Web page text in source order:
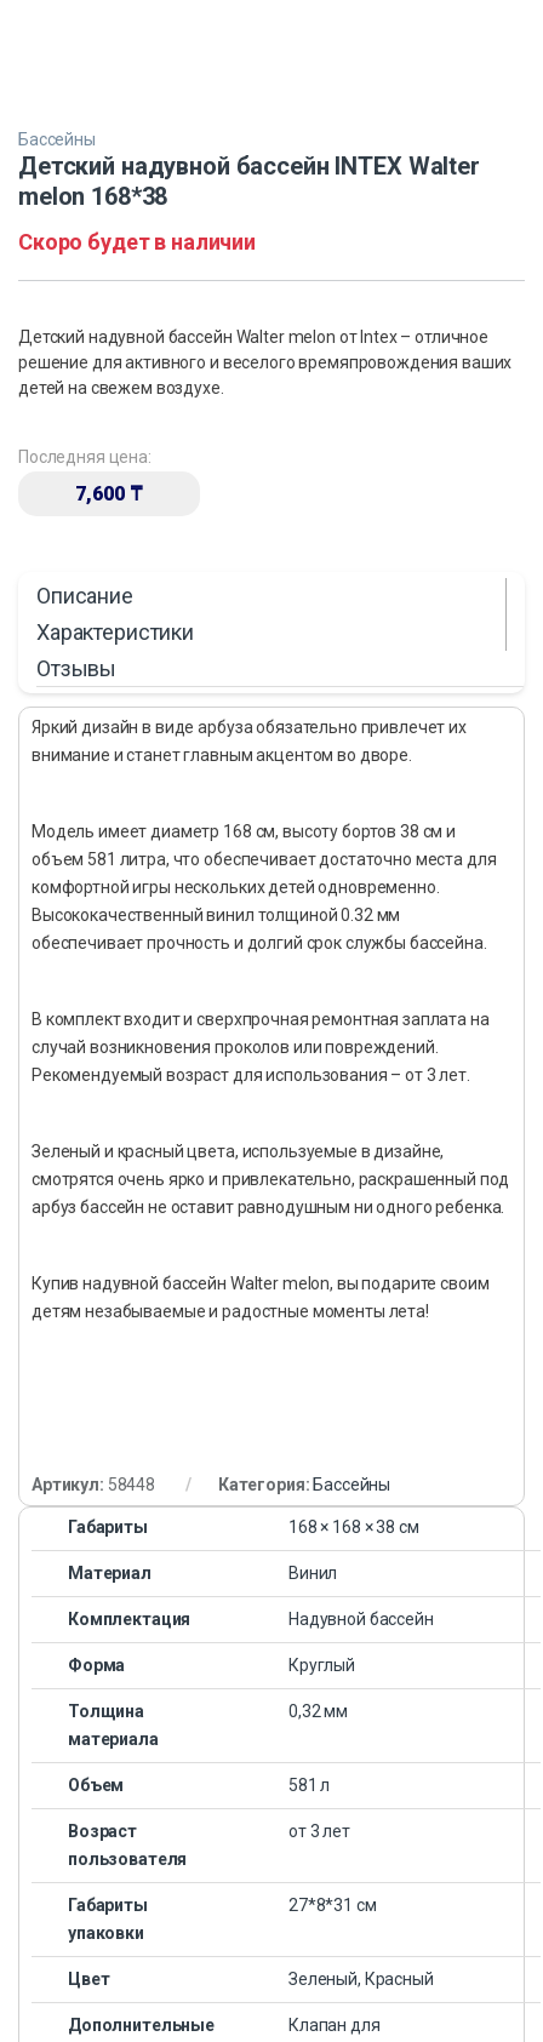
Бассейны
Детский надувной бассейн INTEX Walter
melon 168*38
Скоро будет в наличии
Детский надувной бассейн Walter melon от Intex – отличное
решение для активного и веселого времяпровождения ваших
детей на свежем воздухе.
Последняя цена:
7,600 ₸
Описание
Характеристики
Отзывы
Яркий дизайн в виде арбуза обязательно привлечет их
внимание и станет главным акцентом во дворе.
Модель имеет диаметр 168 см, высоту бортов 38 см и
объем 581 литра, что обеспечивает достаточно места для
комфортной игры нескольких детей одновременно.
Высококачественный винил толщиной 0.32 мм
обеспечивает прочность и долгий срок службы бассейна.
В комплект входит и сверхпрочная ремонтная заплата на
случай возникновения проколов или повреждений.
Рекомендуемый возраст для использования – от 3 лет.
Зеленый и красный цвета, используемые в дизайне,
смотрятся очень ярко и привлекательно, раскрашенный под
арбуз бассейн не оставит равнодушным ни одного ребенка.
Купив надувной бассейн Walter melon, вы подарите своим
детям незабываемые и радостные моменты лета!
Артикул: 58448 Категория: Бассейны
Габариты 168 × 168 × 38 см
Материал Винил
Комплектация Надувной бассейн
Форма Круглый
Толщина
материала
0,32 мм
Объем 581 л
Возраст
пользователя
от 3 лет
Габариты
упаковки
27*8*31 см
Цвет Зеленый, Красный
Дополнительные
Клапан для